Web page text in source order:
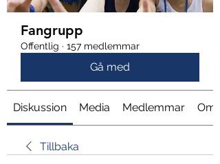
Fangrupp
Offentlig · 157 medlemmar
Gå med
Diskussion Media Medlemmar Om
Tillbaka